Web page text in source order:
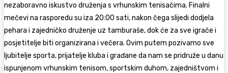
nezaboravno iskustvo druženja s vrhunskim tenisačima. Finalni
mečevi na rasporedu su iza 20:00 sati, nakon čega slijedi dodjela
pehara i zajedničko druženje uz tamburaše, dok će za sve igrače i
posjetitelje biti organizirana i večera. Ovim putem pozivamo sve
ljubitelje sporta, prijatelje kluba i građane da nam se pridruže u danu
ispunjenom vrhunskim tenisom, sportskim duhom, zajedništvom i